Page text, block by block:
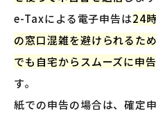
e-Taxによる電子申告は24
の窓口混雑を避けられるた
でも自宅からスムーズに申
す。
紙での申告の場合は、確定